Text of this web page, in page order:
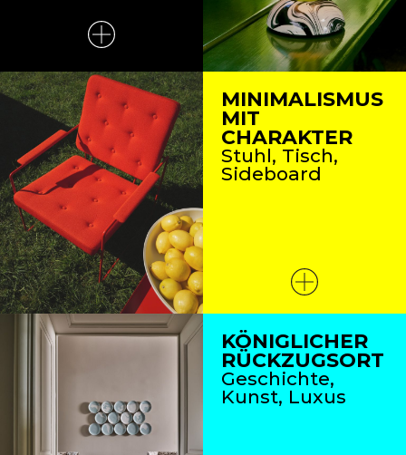
MINIMALISMUS
MIT
CHARAKTER
Stuhl, Tisch,
Sideboard
KÖNIGLICHER
RÜCKZUGSORT
Geschichte,
Kunst, Luxus